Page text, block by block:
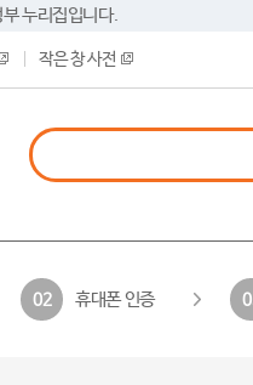
누리집입니다.
작은 창 사전
02 휴대폰 인증